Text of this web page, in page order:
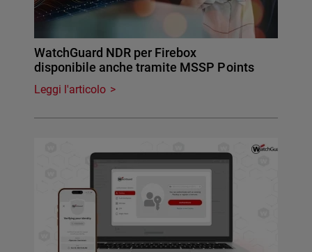
WatchGuard NDR per Firebox
disponibile anche tramite MSSP Points
Leggi l'articolo